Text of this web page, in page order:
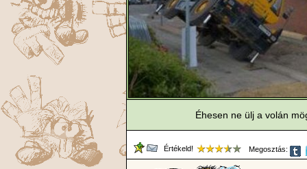
Éhesen ne ülj a volán
Értékeld! Megosztás: